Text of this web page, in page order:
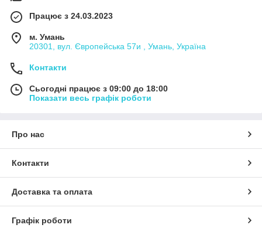
Працює з 24.03.2023
м. Умань
20301, вул. Європейська 57и , Умань, Україна
Контакти
Сьогодні працює з 09:00 до 18:00
Показати весь графік роботи
Про нас
Контакти
Доставка та оплата
Графік роботи